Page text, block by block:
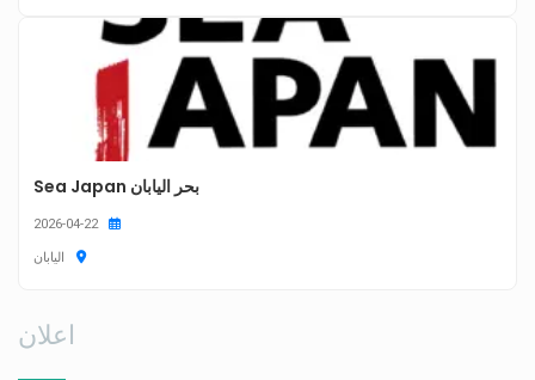
بحر اليابان Sea Japan
2026-04-22
اليابان
اعلان